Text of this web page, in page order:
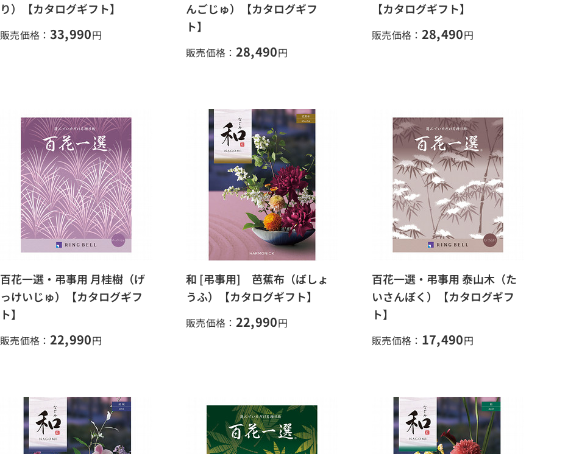
り）【カタログギフト】
販売価格： 33,990円
んごじゅ）【カタログギフ
ト】
販売価格： 28,490円
【カタログギフト】
販売価格： 28,490円
百花一選・弔事用 月桂樹（げ
っけいじゅ）【カタログギフ
ト】
販売価格： 22,990円
和 [弔事用] 芭蕉布（ばしょ
うふ）【カタログギフト】
販売価格： 22,990円
百花一選・弔事用 泰山木（た
いさんぼく）【カタログギフ
ト】
販売価格： 17,490円